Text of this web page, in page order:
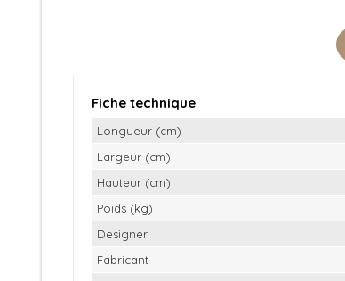
Fiche technique
Longueur (cm)
Largeur (cm)
Hauteur (cm)
Poids (kg)
Designer
Fabricant